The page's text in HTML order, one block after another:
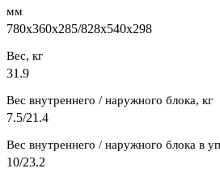
мм
780x360x285/828x540x298
Вес, кг
31.9
Вес внутреннего / наружного блока, кг
7.5/21.4
Вес внутреннего / наружного блока в
10/23.2